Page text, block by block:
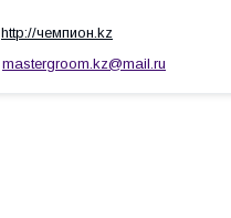
http://чемпион.kz
mastergroom.kz@mail.ru